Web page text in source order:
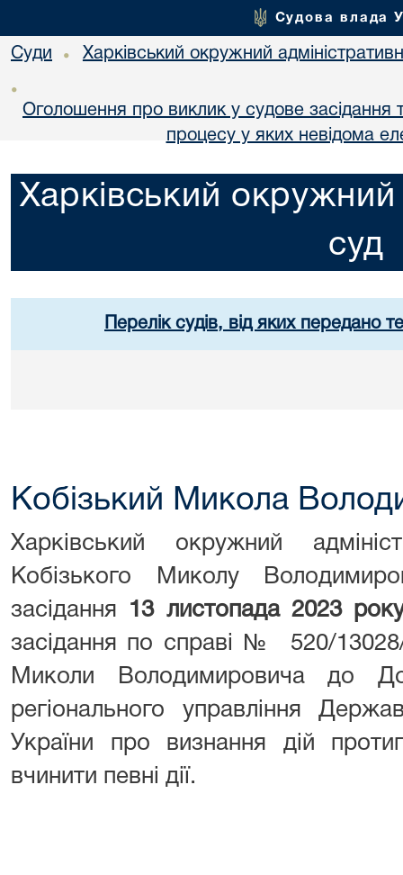
Судова влада
Суди • Харківський окружний
•
Оголошення про виклик у судове засідання
процесу у яких невідома
Харківський окружний
суд
Перелік судів, від яких передано
Кобізький Микола
Харківський окружний
Кобізького Миколу
засідання 13 листопада 2023
засідання по справі № 520/
Миколи Володимировича до
регіонального управління
України про визнання дій
вчинити певні дії.